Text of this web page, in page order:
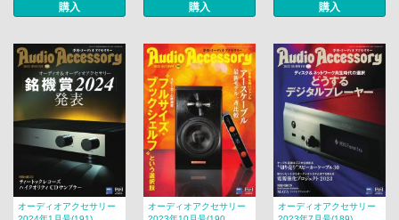
購入 購入 購入
オーディオアクセサリー
オーディオアクセサリー
オーディオアクセサリー